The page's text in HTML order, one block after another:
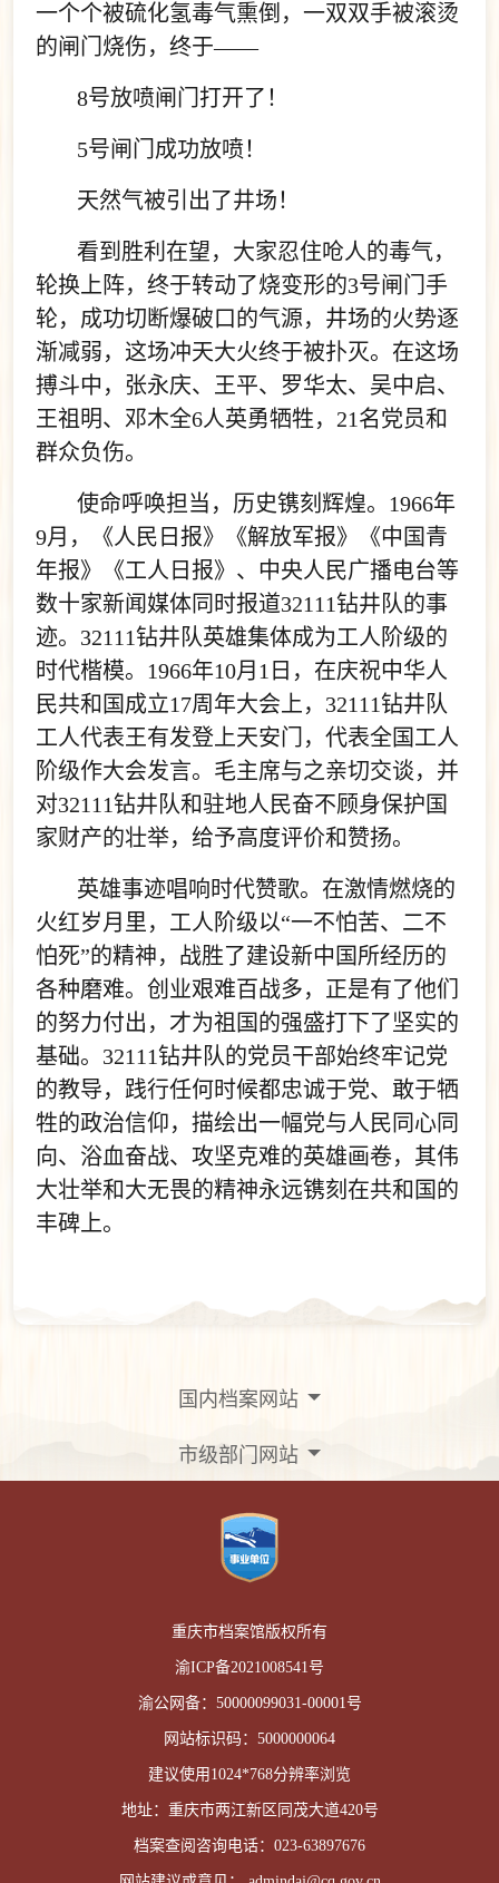
一个个被硫化氢毒气熏倒，一双双手被滚烫
的闸门烧伤，终于——
8号放喷闸门打开了！
5号闸门成功放喷！
天然气被引出了井场！
看到胜利在望，大家忍住呛人的毒气，
轮换上阵，终于转动了烧变形的3号闸门手
轮，成功切断爆破口的气源，井场的火势逐
渐减弱，这场冲天大火终于被扑灭。在这场
搏斗中，张永庆、王平、罗华太、吴中启、
王祖明、邓木全6人英勇牺牲，21名党员和
群众负伤。
使命呼唤担当，历史镌刻辉煌。1966年
9月，《人民日报》《解放军报》《中国青
年报》《工人日报》、中央人民广播电台等
数十家新闻媒体同时报道32111钻井队的事
迹。32111钻井队英雄集体成为工人阶级的
时代楷模。1966年10月1日，在庆祝中华人
民共和国成立17周年大会上，32111钻井队
工人代表王有发登上天安门，代表全国工人
阶级作大会发言。毛主席与之亲切交谈，并
对32111钻井队和驻地人民奋不顾身保护国
家财产的壮举，给予高度评价和赞扬。
英雄事迹唱响时代赞歌。在激情燃烧的
火红岁月里，工人阶级以“一不怕苦、二不
怕死”的精神，战胜了建设新中国所经历的
各种磨难。创业艰难百战多，正是有了他们
的努力付出，才为祖国的强盛打下了坚实的
基础。32111钻井队的党员干部始终牢记党
的教导，践行任何时候都忠诚于党、敢于牺
牲的政治信仰，描绘出一幅党与人民同心同
向、浴血奋战、攻坚克难的英雄画卷，其伟
大壮举和大无畏的精神永远镌刻在共和国的
丰碑上。
国内档案网站
市级部门网站
重庆市档案馆版权所有
渝ICP备2021008541号
渝公网备： 50000099031-00001号
网站标识码： 5000000064
建议使用1024*768分辨率浏览
地址：重庆市两江新区同茂大道420号
档案查阅咨询电话： 023-63897676